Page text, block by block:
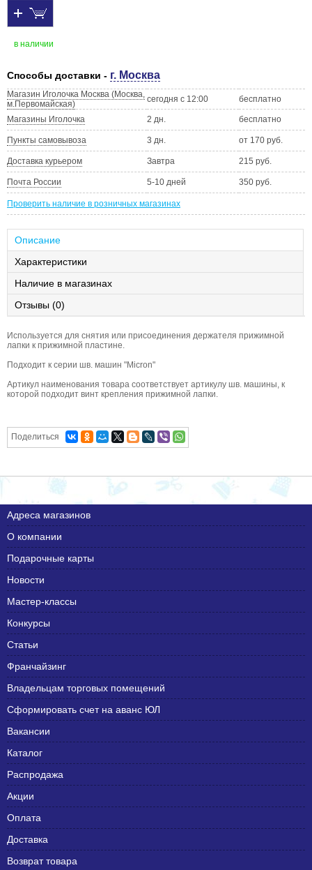
в наличии
Способы доставки - г. Москва
Магазин Иголочка Москва (Москва,
м.Первомайская)
сегодня с 12:00 бесплатно
Магазины Иголочка 2 дн. бесплатно
Пункты самовывоза 3 дн. от 170 руб.
Доставка курьером Завтра 215 руб.
Почта России 5-10 дней 350 руб.
Проверить наличие в розничных магазинах
Описание
Характеристики
Наличие в магазинах
Отзывы (0)
Используется для снятия или присоединения держателя прижимной
лапки к прижимной пластине.
Подходит к серии шв. машин "Micron"
Артикул наименования товара соответствует артикулу шв. машины, к
которой подходит винт крепления прижимной лапки.
Поделиться
Адреса магазинов
О компании
Подарочные карты
Новости
Мастер-классы
Конкурсы
Статьи
Франчайзинг
Владельцам торговых помещений
Сформировать счет на аванс ЮЛ
Вакансии
Каталог
Распродажа
Акции
Оплата
Доставка
Возврат товара